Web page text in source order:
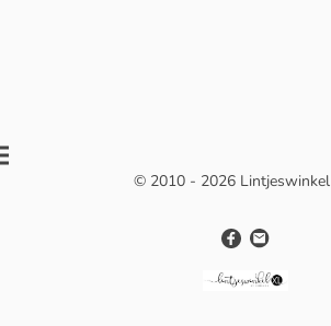
© 2010 - 2026